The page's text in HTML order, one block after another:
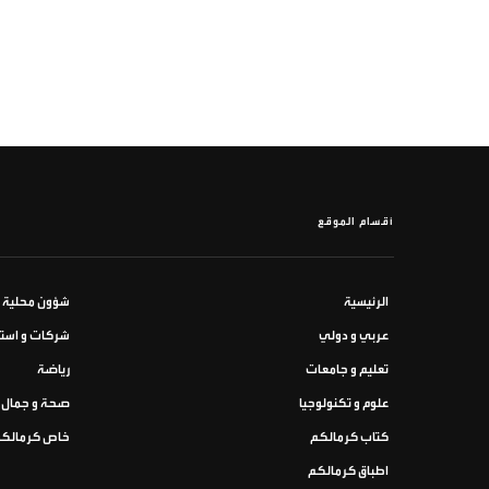
أقسام الموقع
الرئيسية شؤون محلية
عربي و دولي شركات و
تعليم و جامعات رياضة
علوم و تكنولوجيا صحة و جمال
كتاب كرمالكم خاص
اطباق كرمالكم